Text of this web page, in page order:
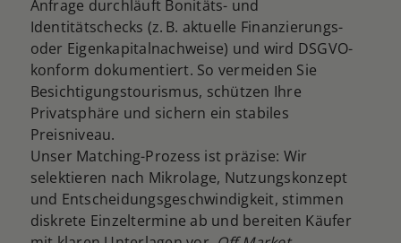
Anfrage durchläuft Bonitäts- und
Identitätschecks (z. B. aktuelle Finanzierungs-
oder Eigenkapitalnachweise) und wird DSGVO-
konform dokumentiert. So vermeiden Sie
Besichtigungstourismus, schützen Ihre
Privatsphäre und sichern ein stabiles
Preisniveau.
Unser Matching-Prozess ist präzise: Wir
selektieren nach Mikrolage, Nutzungskonzept
und Entscheidungsgeschwindigkeit, stimmen
diskrete Einzeltermine ab und bereiten Käufer